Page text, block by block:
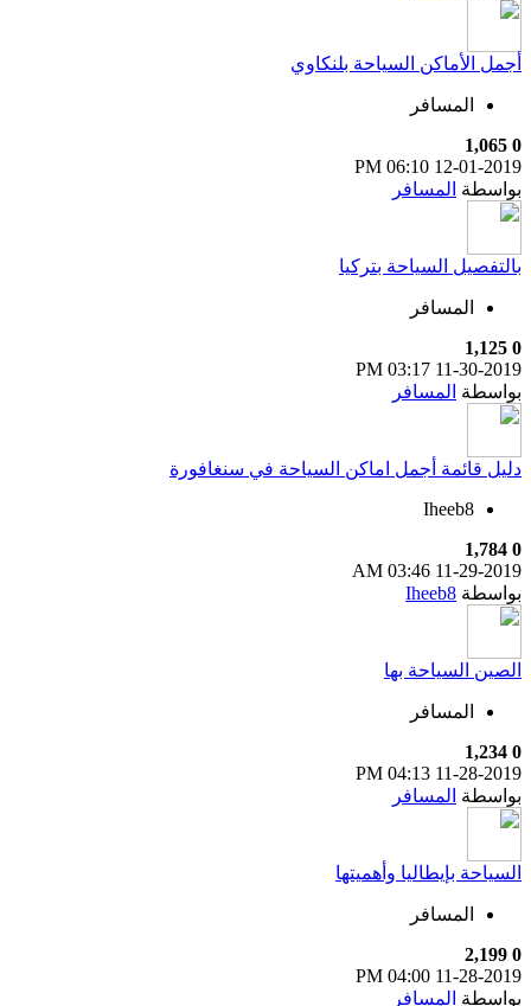
أجمل الأماكن السياحة بلنكاوي
المسافر
0
1,065
12-01-2019
06:10 PM
بواسطة المسافر
بالتفصيل السياحة بتركيا
المسافر
0
1,125
11-30-2019
03:17 PM
بواسطة المسافر
دليل قائمة أجمل اماكن السياحة في سنغافورة
Iheeb8
0
1,784
11-29-2019
03:46 AM
بواسطة Iheeb8
الصين السياحة بها
المسافر
0
1,234
11-28-2019
04:13 PM
بواسطة المسافر
السياحة بإيطاليا وأهميتها
المسافر
0
2,199
11-28-2019
04:00 PM
بواسطة المسافر